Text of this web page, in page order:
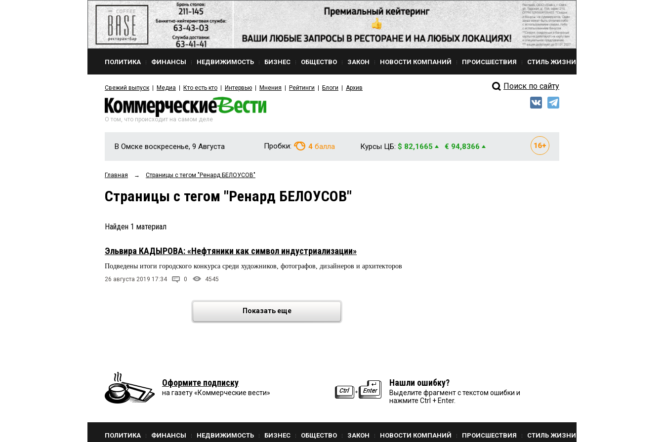
ПОЛИТИКА ФИНАНСЫ НЕДВИЖИМОСТЬ БИЗНЕС ОБЩЕСТВО ЗАКОН НОВОСТИ КОМПАНИЙ ПРОИСШЕСТВИЯ СТИЛЬ ЖИЗНИ
Свежий выпуск Медиа Кто есть кто Интервью Мнения Рейтинги Блоги Архив Поиск по сайту
О том, что происходит на самом деле
В Омске воскресенье, 9 Августа Пробки: 4 балла Курсы ЦБ: $ 82,1665 € 94,8366
Главная → Страницы c тегом "Ренард БЕЛОУСОВ"
Страницы c тегом "Ренард БЕЛОУСОВ"
Найден 1 материал
Эльвира КАДЫРОВА: «Нефтяники как символ индустриализации»
Подведены итоги городского конкурса среди художников, фотографов, дизайнеров и архитекторов
26 августа 2019 17:34 0 4545
Показать еще
Оформите подписку
на газету «Коммерческие вести»
Нашли ошибку?
Выделите фрагмент с текстом ошибки и
нажмите Ctrl + Enter.
ПОЛИТИКА ФИНАНСЫ НЕДВИЖИМОСТЬ БИЗНЕС ОБЩЕСТВО ЗАКОН НОВОСТИ КОМПАНИЙ ПРОИСШЕСТВИЯ СТИЛЬ ЖИЗНИ